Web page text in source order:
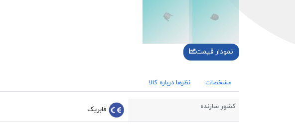
نمودار قیمت
مشخصات نظرها درباره کالا
کشور سازنده فابریک